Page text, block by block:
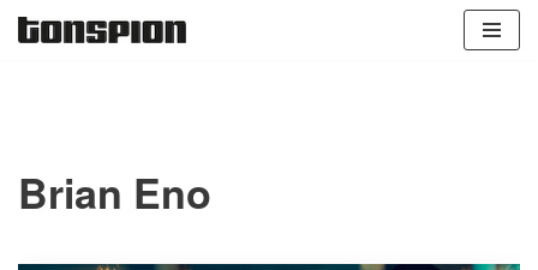
Brian Eno